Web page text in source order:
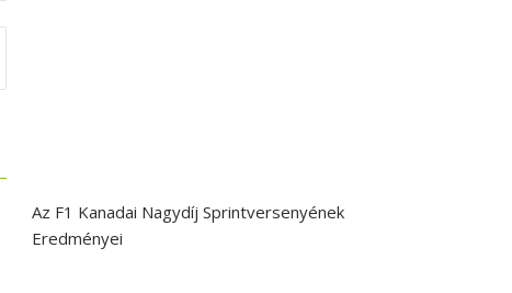
Az F1 Kanadai Nagydíj Sprintversenyének
Eredményei